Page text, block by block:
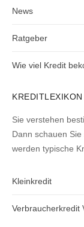
News
Ratgeber
Wie viel Kredit
KREDITLEXIKON
Sie verstehen
Dann schauen
werden typische
Kleinkredit
Verbraucherkredit